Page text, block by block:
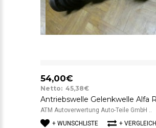
54,00€
Netto: 45,38€
ATM Autoverwertung Auto-Teile GmbH ..
+ WUNSCHLISTE
+ VERGLEICH